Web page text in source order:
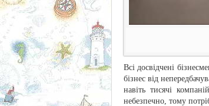
Всі досвідчені
бізнес від
навіть тисячі
небезпечно, тому